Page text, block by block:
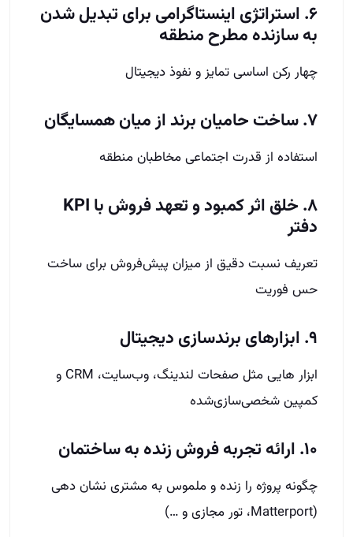
۶. استراتژی اینستاگرامی برای تبدیل شدن
به سازنده مطرح منطقه
چهار رکن اساسی تمایز و نفوذ دیجیتال
۷. ساخت حامیان برند از میان همسایگان
استفاده از قدرت اجتماعی مخاطبان منطقه
۸. خلق اثر کمبود و تعهد فروش با KPI
دفتر
تعریف نسبت دقیق از میزان پیش‌فروش برای ساخت
حس فوریت
۹. ابزارهای برندسازی دیجیتال
ابزار هایی مثل صفحات لندینگ، وب‌سایت، CRM و
کمپین شخصی‌سازی‌شده
۱۰. ارائه تجربه فروش زنده به ساختمان
چگونه پروژه را زنده و ملموس به مشتری نشان دهی
(Matterport، تور مجازی و …)